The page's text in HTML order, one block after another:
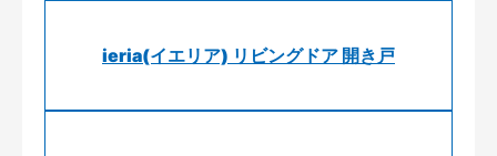
ieria(イエリア) リビングドア 開き戸